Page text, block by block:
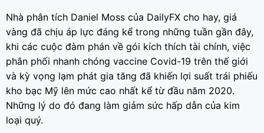
Nhà phân tích Daniel Moss của DailyFX cho hay, giá
vàng đã chịu áp lực đáng kể trong những tuần gần đây,
khi các cuộc đàm phán về gói kích thích tài chính, việc
phân phối nhanh chóng vaccine Covid-19 trên thế giới
và kỳ vọng lạm phát gia tăng đã khiến lợi suất trái phiếu
kho bạc Mỹ lên mức cao nhất kể từ đầu năm 2020.
Những lý do đó đang làm giảm sức hấp dẫn của kim
loại quý.